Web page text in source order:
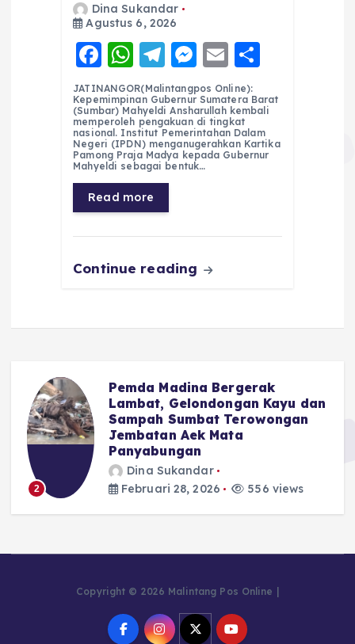
Dina Sukandar
Agustus 6, 2026
F
a
c
e
b
o
o
k
W
h
a
ts
A
p
p
T
el
e
g
r
a
m
M
e
ss
e
n
E
m
ai
l
a
re
JATINANGOR(Malintangpos Online):
Kepemimpinan Gubernur Sumatera Barat
(Sumbar) Mahyeldi Ansharullah kembali
memperoleh pengakuan di tingkat
nasional. Institut Pemerintahan Dalam
Negeri (IPDN) menganugerahkan Kartika
Pamong Praja Madya kepada Gubernur
Mahyeldi sebagai bentuk…
Read more
Continue reading
2
Pemda Madina Bergerak
Lambat, Gelondongan Kayu dan
Sampah Sumbat Terowongan
Jembatan Aek Mata
Panyabungan
Dina Sukandar
Februari 28, 2026
556 views
Copyright © 2026 Malintang Pos Online |